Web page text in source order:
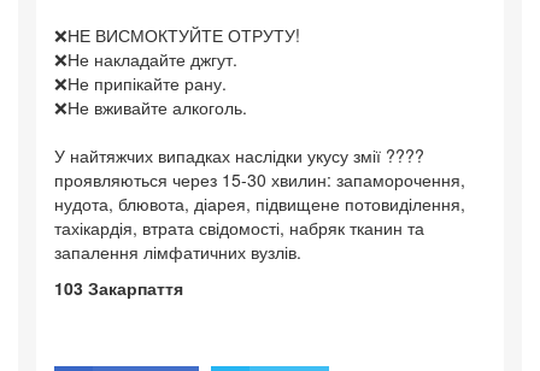
❌НЕ ВИСМОКТУЙТЕ ОТРУТУ!
❌Не накладайте джгут.
❌Не припікайте рану.
❌Не вживайте алкоголь.
У найтяжчих випадках наслідки укусу змії ????
проявляються через 15-30 хвилин: запаморочення,
нудота, блювота, діарея, підвищене потовиділення,
тахікардія, втрата свідомості, набряк тканин та
запалення лімфатичних вузлів.
103 Закарпаття